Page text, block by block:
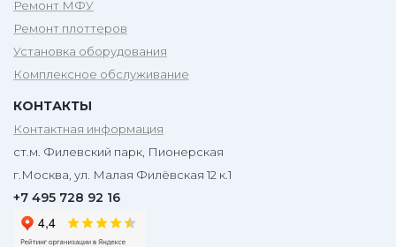
Ремонт МФУ
Ремонт плоттеров
Установка оборудования
Комплексное обслуживание
КОНТАКТЫ
Контактная информация
ст.м. Филевский парк, Пионерская
г.Москва, ул. Малая Филёвская 12 к.1
+7 495 728 92 16